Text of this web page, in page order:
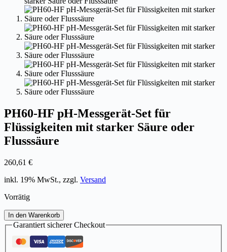
PH60-HF pH-Messgerät-Set für
Flüssigkeiten mit starker Säure oder
Flusssäure
260,61 €
inkl. 19% MwSt., zzgl. Versand
Vorrätig
PH60-
HF
Messgerät-
In den Warenkorb
Garantiert sicherer Checkout